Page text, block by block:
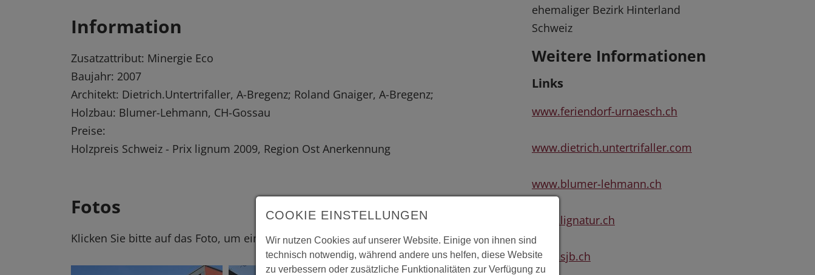
Information
Zusatzattribut: Minergie Eco
Baujahr: 2007
Architekt: Dietrich.Untertrifaller, A-Bregenz; Roland Gnaiger, A-Bregenz;
Holzbau: Blumer-Lehmann, CH-Gossau
Preise:
Holzpreis Schweiz - Prix lignum 2009, Region Ost Anerkennung
Fotos
Klicken Sie bitte auf das Foto, um eine vergrößerte Darstellung zu erhalten.
ehemaliger Bezirk Hinterland
Schweiz
Weitere Informationen
Links
www.feriendorf-urnaesch.ch
www.dietrich.untertrifaller.com
www.blumer-lehmann.ch
www.lignatur.ch
www.sjb.ch
COOKIE EINSTELLUNGEN
Wir nutzen Cookies auf unserer Website. Einige von ihnen sind
technisch notwendig, während andere uns helfen, diese Website
zu verbessern oder zusätzliche Funktionalitäten zur Verfügung zu